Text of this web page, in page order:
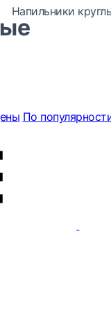
Напильники
По